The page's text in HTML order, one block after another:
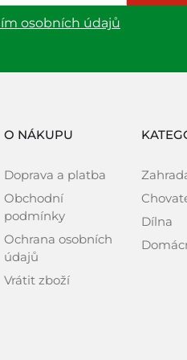
osobních údajů
O NÁKUPU
Doprava a platba
Obchodní
podmínky
Ochrana osobních
údajů
Vrátit zboží
Dílna